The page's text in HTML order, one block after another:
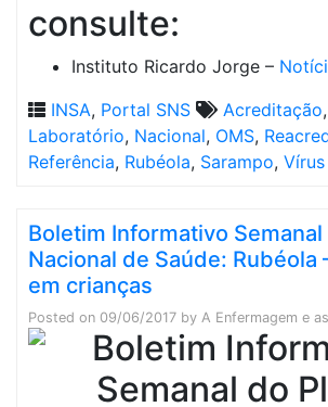
consulte:
Instituto Ricardo Jorge –
INSA, Portal SNS Acreditação,
Laboratório, Nacional, OMS,
Referência, Rubéola, Sarampo, Vírus
Boletim Informativo Semanal
Nacional de Saúde: Rubéola
em crianças
Posted on 09/06/2017 by A Enfermagem e